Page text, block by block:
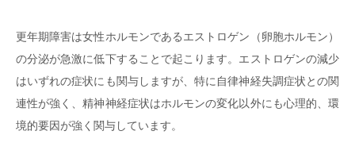
更年期障害は女性ホルモンであるエストロゲン（卵胞ホルモン）
の分泌が急激に低下することで起こります。エストロゲンの減少
はいずれの症状にも関与しますが、特に自律神経失調症状との関
連性が強く、精神神経症状はホルモンの変化以外にも心理的、環
境的要因が強く関与しています。